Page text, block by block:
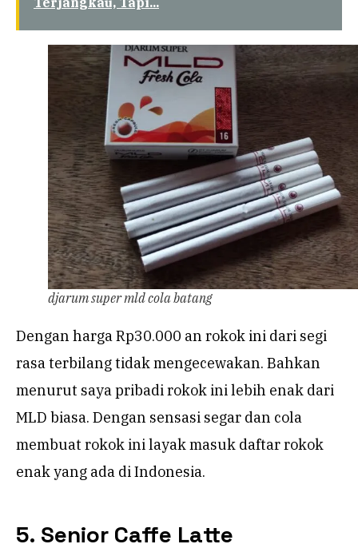
djarum super mld cola batang
Dengan harga Rp30.000 an rokok ini dari segi
rasa terbilang tidak mengecewakan. Bahkan
menurut saya pribadi rokok ini lebih enak dari
MLD biasa. Dengan sensasi segar dan cola
membuat rokok ini layak masuk daftar rokok
enak yang ada di Indonesia.
5. Senior Caffe Latte